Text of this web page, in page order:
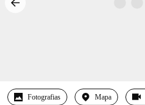
Fotografias Mapa